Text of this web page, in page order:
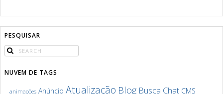
PESQUISAR
NUVEM DE TAGS
animações Anúncio Atualização Blog Busca Chat CMS